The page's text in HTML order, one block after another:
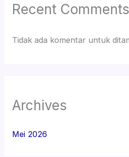
Recent Comments
Tidak ada komentar untuk
Archives
Mei 2026